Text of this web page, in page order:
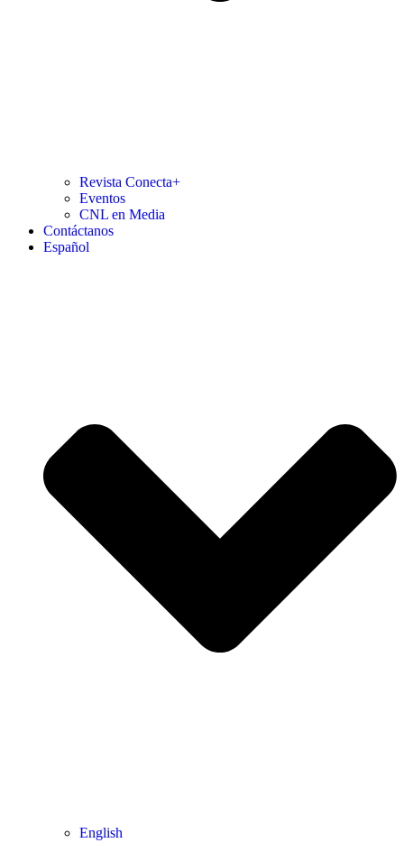
Revista Conecta+
Eventos
CNL en Media
Contáctanos
Español
English